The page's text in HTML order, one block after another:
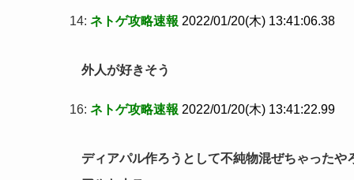
14: ネトゲ攻略速報 2022/01/20(木) 13:41:06.38
外人が好きそう
16: ネトゲ攻略速報 2022/01/20(木) 13:41:22.99
ディアパル作ろうとして不純物混ぜちゃったや